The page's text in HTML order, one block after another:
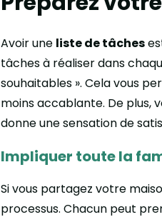
Avoir une liste de tâches
tâches à réaliser dans
souhaitables ». Cela vous
moins accablante. De plus,
donne une sensation de
Impliquer toute la
Si vous partagez votre
processus. Chacun peut